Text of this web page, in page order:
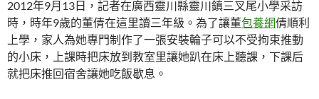
2012年9月13日，記者在廣西靈川縣靈川鎮三叉尾小學采訪
時，時年9歲的董倩在這里讀三年級。為了讓董包養網倩順利
上學，家人為她專門制作了一張安裝輪子可以不受拘束推動
的小床，上課時把床放到教室里讓她趴在床上聽課，下課后
就把床推回宿舍讓她吃飯歇息。